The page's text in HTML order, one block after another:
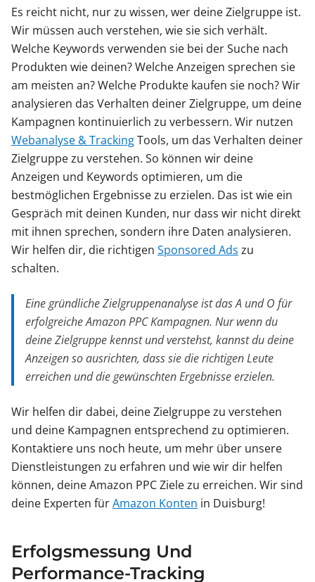
Es reicht nicht, nur zu wissen, wer deine Zielgruppe ist.
Wir müssen auch verstehen, wie sie sich verhält.
Welche Keywords verwenden sie bei der Suche nach
Produkten wie deinen? Welche Anzeigen sprechen sie
am meisten an? Welche Produkte kaufen sie noch? Wir
analysieren das Verhalten deiner Zielgruppe, um deine
Kampagnen kontinuierlich zu verbessern. Wir nutzen
Webanalyse & TrackingTools, um das Verhalten deiner
Zielgruppe zu verstehen. So können wir deine
Anzeigen und Keywords optimieren, um die
bestmöglichen Ergebnisse zu erzielen. Das ist wie ein
Gespräch mit deinen Kunden, nur dass wir nicht direkt
mit ihnen sprechen, sondern ihre Daten analysieren.
Wir helfen dir, die richtigen Sponsored Ads zu
schalten.
Eine gründliche Zielgruppenanalyse ist das A und O für
erfolgreiche Amazon PPC Kampagnen. Nur wenn du
deine Zielgruppe kennst und verstehst, kannst du deine
Anzeigen so ausrichten, dass sie die richtigen Leute
erreichen und die gewünschten Ergebnisse erzielen.
Wir helfen dir dabei, deine Zielgruppe zu verstehen
und deine Kampagnen entsprechend zu optimieren.
Kontaktiere uns noch heute, um mehr über unsere
Dienstleistungen zu erfahren und wie wir dir helfen
können, deine Amazon PPC Ziele zu erreichen. Wir sind
deine Experten fürAmazon Konten in Duisburg!
Erfolgsmessung Und
Performance-Tracking